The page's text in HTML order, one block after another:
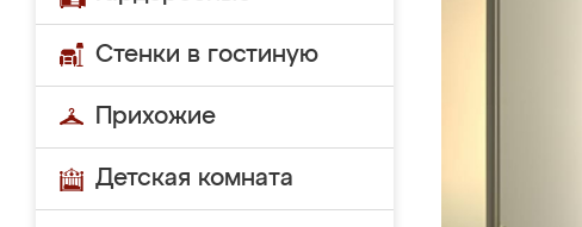
Стенки в гостиную
Прихожие
Детская комната